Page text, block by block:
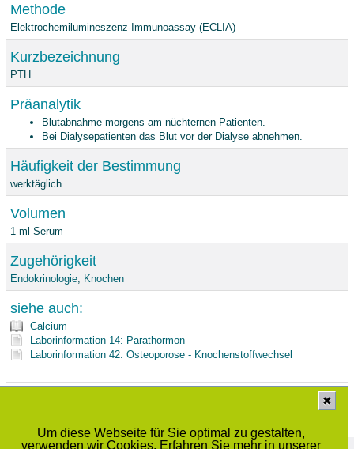
Um diese Webseite für Sie optimal zu gestalten,
verwenden wir Cookies. Erfahren Sie mehr in unserer
✖
Methode
Elektrochemilumineszenz-Immunoassay (ECLIA)
Kurzbezeichnung
PTH
Präanalytik
Blutabnahme morgens am nüchternen Patienten.
Bei Dialysepatienten das Blut vor der Dialyse abnehmen.
Häufigkeit der Bestimmung
werktäglich
Volumen
1 ml Serum
Zugehörigkeit
Endokrinologie Knochen
siehe auch:
Calcium
Laborinformation 14: Parathormon
Laborinformation 42: Osteoporose - Knochenstoffwechsel
Medizinisches Labor Prof. Dr. Schenk / Dr. Ansorge und Kollegen GbR